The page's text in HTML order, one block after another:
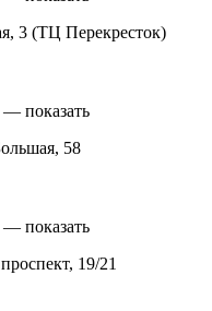
3 (ТЦ Перекресток)
— показать
58
— показать
19/21